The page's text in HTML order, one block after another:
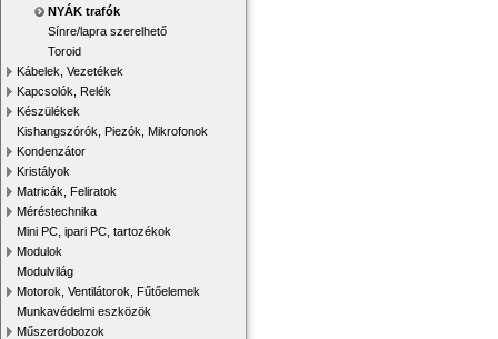
NYÁK trafók
Sínre/lapra szerelhető
Toroid
Kábelek, Vezetékek
Kapcsolók, Relék
Készülékek
Kishangszórók, Piezók, Mikrofonok
Kondenzátor
Kristályok
Matricák, Feliratok
Méréstechnika
Mini PC, ipari PC, tartozékok
Modulok
Modulvilág
Motorok, Ventilátorok, Fűtőelemek
Munkavédelmi eszközök
Műszerdobozok